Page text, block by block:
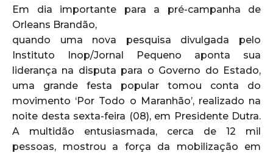
Em dia importante para a pré-campanha de
Orleans Brandão,
quando uma nova pesquisa divulgada pelo
Instituto Inop/Jornal Pequeno aponta sua
liderança na disputa para o Governo do Estado,
uma grande festa popular tomou conta do
movimento ‘Por Todo o Maranhão’, realizado na
noite desta sexta-feira (08), em Presidente Dutra.
A multidão entusiasmada, cerca de 12 mil
pessoas, mostrou a força da mobilização em